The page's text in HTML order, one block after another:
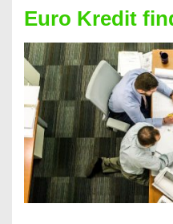
überhaupt?
Na
klar!
Euro Kredit